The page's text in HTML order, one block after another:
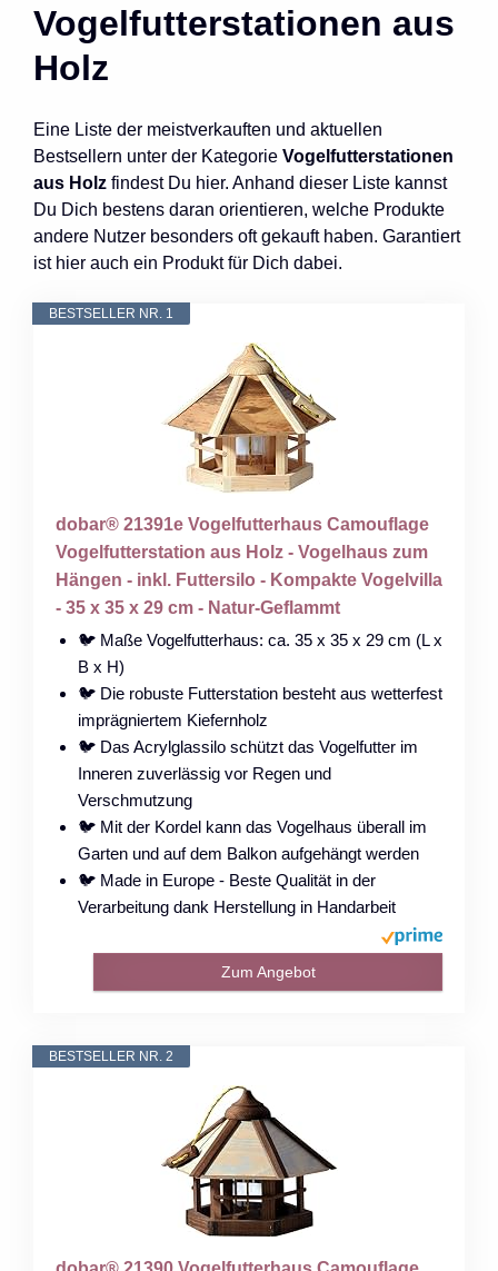
Vogelfutterstationen aus
Holz
Eine Liste der meistverkauften und aktuellen
Bestsellern unter der Kategorie Vogelfutterstationen
aus Holz findest Du hier. Anhand dieser Liste kannst
Du Dich bestens daran orientieren, welche Produkte
andere Nutzer besonders oft gekauft haben. Garantiert
ist hier auch ein Produkt für Dich dabei.
BESTSELLER NR. 1
dobar® 21391e Vogelfutterhaus Camouflage
Vogelfutterstation aus Holz - Vogelhaus zum
Hängen - inkl. Futtersilo - Kompakte Vogelvilla
- 35 x 35 x 29 cm - Natur-Geflammt
🐦 Maße Vogelfutterhaus: ca. 35 x 35 x 29 cm (L x
B x H)
🐦 Die robuste Futterstation besteht aus wetterfest
imprägniertem Kiefernholz
🐦 Das Acrylglassilo schützt das Vogelfutter im
Inneren zuverlässig vor Regen und
Verschmutzung
🐦 Mit der Kordel kann das Vogelhaus überall im
Garten und auf dem Balkon aufgehängt werden
🐦 Made in Europe - Beste Qualität in der
Verarbeitung dank Herstellung in Handarbeit
Zum Angebot
BESTSELLER NR. 2